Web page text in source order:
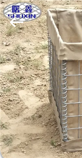
HEIM
PRODUKTE
ÜBER
UNS
Wire
Mesh
Co.,
Ltd..
All
Rights
Reserved.